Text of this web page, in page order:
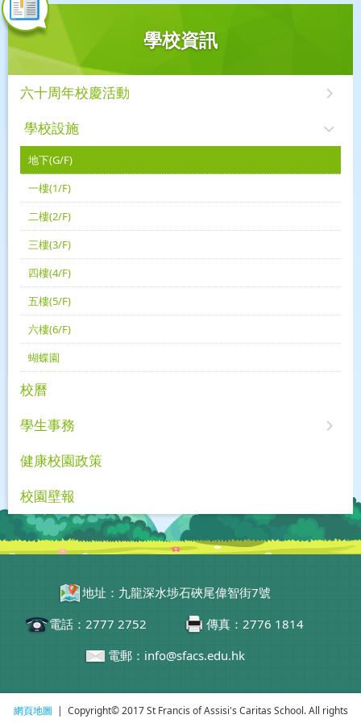
學校資訊
六十周年校慶活動
學校設施
地下(G/F)
一樓(1/F)
二樓(2/F)
三樓(3/F)
四樓(4/F)
五樓(5/F)
六樓(6/F)
蝴蝶園
校曆
學生事務
健康校園政策
校園壁報
地址：九龍深水埗石硤尾偉智街7號
電話：2777 2752
傳真：2776 1814
電郵：info@sfacs.edu.hk
網頁地圖 | Copyright© 2017 St Francis of Assisi's Caritas School. All rights